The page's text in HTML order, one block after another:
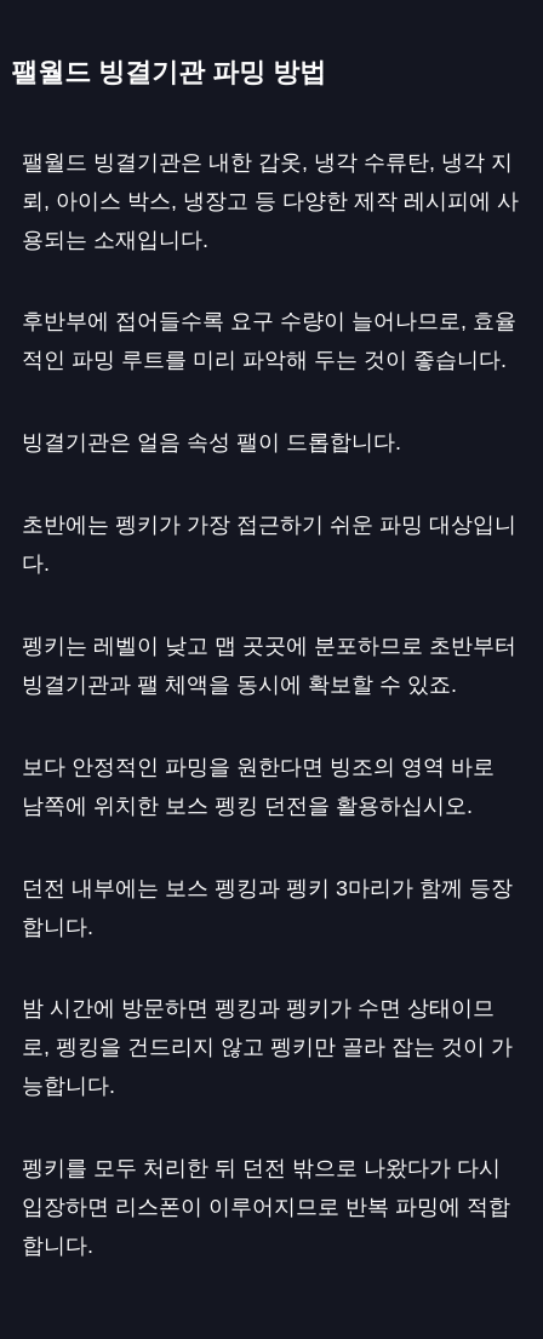
팰월드 빙결기관 파밍 방법
팰월드 빙결기관은 내한 갑옷, 냉각 수류탄, 냉각 지
뢰, 아이스 박스, 냉장고 등 다양한 제작 레시피에 사
용되는 소재입니다.
후반부에 접어들수록 요구 수량이 늘어나므로, 효율
적인 파밍 루트를 미리 파악해 두는 것이 좋습니다.
빙결기관은 얼음 속성 팰이 드롭합니다.
초반에는 펭키가 가장 접근하기 쉬운 파밍 대상입니
다.
펭키는 레벨이 낮고 맵 곳곳에 분포하므로 초반부터
빙결기관과 팰 체액을 동시에 확보할 수 있죠.
보다 안정적인 파밍을 원한다면 빙조의 영역 바로
남쪽에 위치한 보스 펭킹 던전을 활용하십시오.
던전 내부에는 보스 펭킹과 펭키 3마리가 함께 등장
합니다.
밤 시간에 방문하면 펭킹과 펭키가 수면 상태이므
로, 펭킹을 건드리지 않고 펭키만 골라 잡는 것이 가
능합니다.
펭키를 모두 처리한 뒤 던전 밖으로 나왔다가 다시
입장하면 리스폰이 이루어지므로 반복 파밍에 적합
합니다.